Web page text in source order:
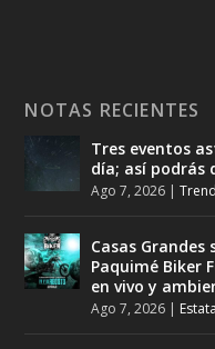
NOTAS RECIENTES
Tres eventos
día; así podrás
Ago 7, 2026 |
Casas
Paquimé Biker
en vivo y
Ago 7, 2026 |